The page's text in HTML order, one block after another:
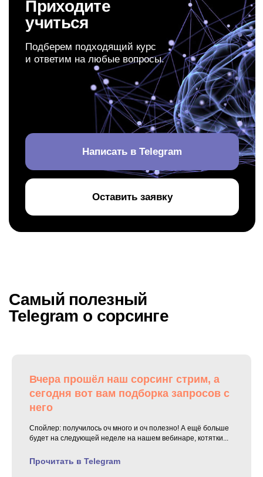
Вчера прошёл наш сорсинг стрим, а
сегодня вот вам подборка запросов с
него
Спойлер: получилось оч много и оч полезно! А ещё больше
будет на следующей неделе на нашем вебинаре, котятки...
Прочитать в Telegram